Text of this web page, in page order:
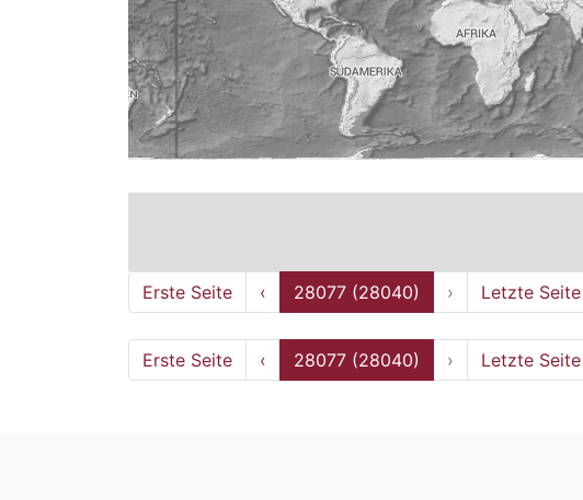
Erste Seite ‹ 28077 (28040) › Letzte Seite
Erste Seite ‹ 28077 (28040) › Letzte Seite